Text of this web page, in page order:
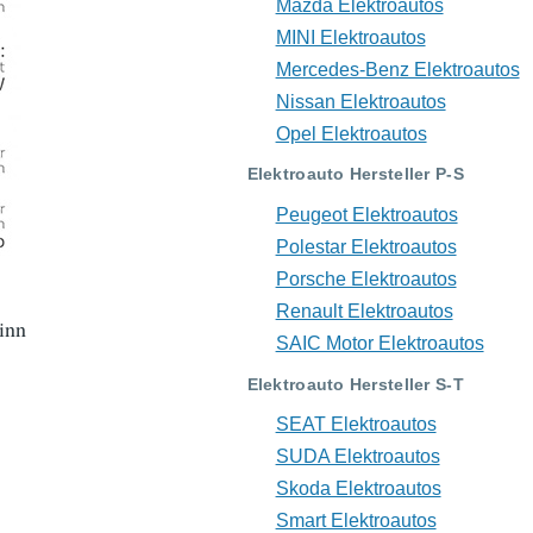
Mazda Elektroautos
MINI Elektroautos
Mercedes-Benz Elektroautos
Nissan Elektroautos
Opel Elektroautos
Elektroauto Hersteller P-S
Peugeot Elektroautos
Polestar Elektroautos
Porsche Elektroautos
Renault Elektroautos
SAIC Motor Elektroautos
Elektroauto Hersteller S-T
SEAT Elektroautos
SUDA Elektroautos
Skoda Elektroautos
Smart Elektroautos